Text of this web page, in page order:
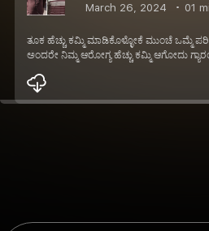
March 26, 2024 01
ತೂಕ ಹೆಚ್ಚು ಕಮ್ಮಿ ಮಾಡಿಕೊಳ್ಳೋಕೆ ಮುಂಚೆ ಒಮ್ಮೆ
ಅಂದರೇ ನಿಮ್ಮ ಆರೋಗ್ಯ ಹೆಚ್ಚು ಕಮ್ಮಿ ಆಗೋದು